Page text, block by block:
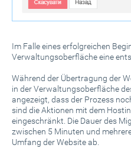
Im Falle eines erfolgreichen
Verwaltungsoberfläche eine
Während der Übertragung der
in der Verwaltungsoberfläche
angezeigt, dass der Prozess
sind die Aktionen mit dem
eingeschränkt. Die Dauer des
zwischen 5 Minuten und
Umfang der Website ab.